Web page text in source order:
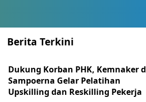
Berita Terkini
Dukung Korban PHK, Kemnaker
Sampoerna Gelar Pelatihan
Upskilling dan Reskilling Pekerja